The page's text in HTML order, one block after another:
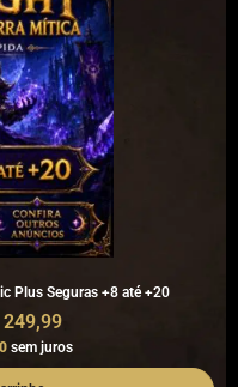
Plus Seguras +8 até +20
sem juros